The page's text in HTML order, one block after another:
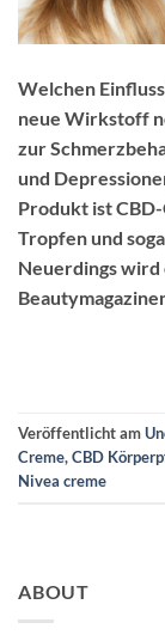
Welchen
neue Wirkstoff
zur
und
Produkt ist
Tropfen und
Neuerdings wird
Veröffentlicht am
Creme,CBD
Nivea creme
ABOUT